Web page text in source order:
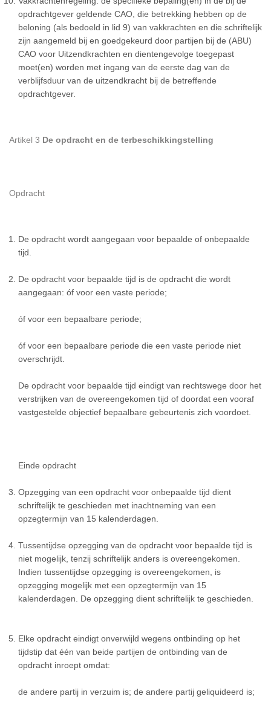
opdrachtgever geldende CAO, die betrekking hebben op de
beloning (als bedoeld in lid 9) van vakkrachten en die schriftelijk
zijn aangemeld bij en goedgekeurd door partijen bij de (ABU)
CAO voor Uitzendkrachten en dientengevolge toegepast
moet(en) worden met ingang van de eerste dag van de
verblijfsduur van de uitzendkracht bij de betreffende
opdrachtgever.
Artikel 3 De opdracht en de terbeschikkingstelling
Opdracht
De opdracht wordt aangegaan voor bepaalde of onbepaalde
tijd.
De opdracht voor bepaalde tijd is de opdracht die wordt
aangegaan: óf voor een vaste periode;
óf voor een bepaalbare periode;
óf voor een bepaalbare periode die een vaste periode niet
overschrijdt.
De opdracht voor bepaalde tijd eindigt van rechtswege door het
verstrijken van de overeengekomen tijd of doordat een vooraf
vastgestelde objectief bepaalbare gebeurtenis zich voordoet.
Einde opdracht
Opzegging van een opdracht voor onbepaalde tijd dient
schriftelijk te geschieden met inachtneming van een
opzegtermijn van 15 kalenderdagen.
Tussentijdse opzegging van de opdracht voor bepaalde tijd is
niet mogelijk, tenzij schriftelijk anders is overeengekomen.
Indien tussentijdse opzegging is overeengekomen, is
opzegging mogelijk met een opzegtermijn van 15
kalenderdagen. De opzegging dient schriftelijk te geschieden.
Elke opdracht eindigt onverwijld wegens ontbinding op het
tijdstip dat één van beide partijen de ontbinding van de
opdracht inroept omdat:
de andere partij in verzuim is; de andere partij geliquideerd is;